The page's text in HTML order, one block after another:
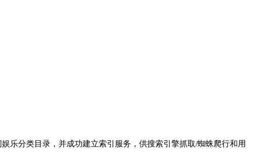
乐分类目录，并成功建立索引服务，供搜索引擎抓取/蜘蛛爬行和用